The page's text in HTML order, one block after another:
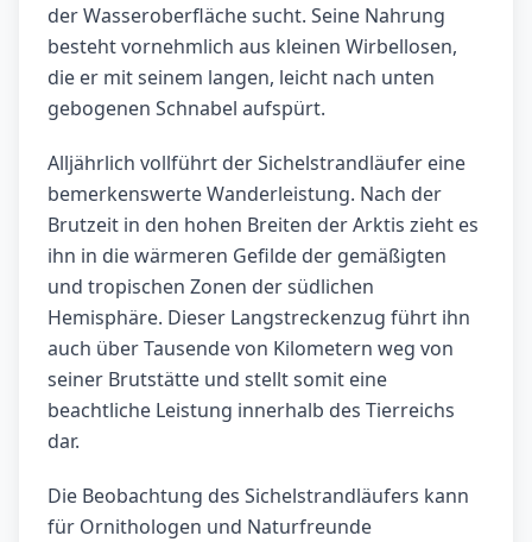
der Wasseroberfläche sucht. Seine Nahrung
besteht vornehmlich aus kleinen Wirbellosen,
die er mit seinem langen, leicht nach unten
gebogenen Schnabel aufspürt.
Alljährlich vollführt der Sichelstrandläufer eine
bemerkenswerte Wanderleistung. Nach der
Brutzeit in den hohen Breiten der Arktis zieht es
ihn in die wärmeren Gefilde der gemäßigten
und tropischen Zonen der südlichen
Hemisphäre. Dieser Langstreckenzug führt ihn
auch über Tausende von Kilometern weg von
seiner Brutstätte und stellt somit eine
beachtliche Leistung innerhalb des Tierreichs
dar.
Die Beobachtung des Sichelstrandläufers kann
für Ornithologen und Naturfreunde